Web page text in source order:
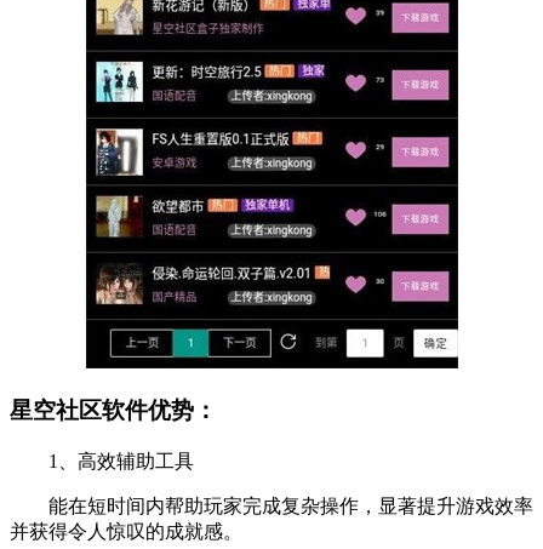
星空社区软件优势：
1、高效辅助工具
能在短时间内帮助玩家完成复杂操作，显著提升游戏效率
并获得令人惊叹的成就感。